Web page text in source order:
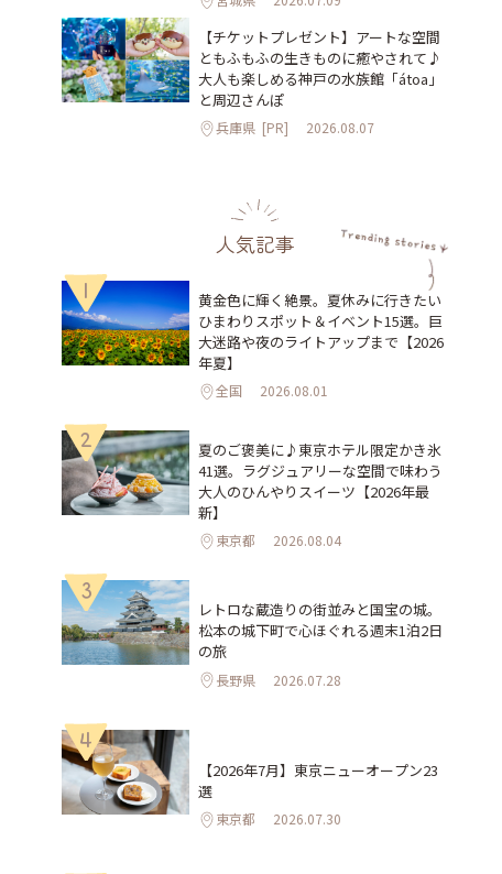
【チケットプレゼント】アートな空間
ともふもふの生きものに癒やされて♪
大人も楽しめる神戸の水族館「átoa」
と周辺さんぽ
兵庫県 [PR] 2026.08.07
人気記事
1
黄金色に輝く絶景。夏休みに行きたい
ひまわりスポット＆イベント15選。巨
大迷路や夜のライトアップまで【2026
年夏】
全国 2026.08.01
2
夏のご褒美に♪東京ホテル限定かき氷
41選。ラグジュアリーな空間で味わう
大人のひんやりスイーツ【2026年最
新】
東京都 2026.08.04
3
レトロな蔵造りの街並みと国宝の城。
松本の城下町で心ほぐれる週末1泊2日
の旅
長野県 2026.07.28
4
【2026年7月】東京ニューオープン23
選
東京都 2026.07.30